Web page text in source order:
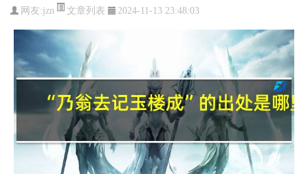
网友:jzn 文章列表 2024-11-13 23:48:03